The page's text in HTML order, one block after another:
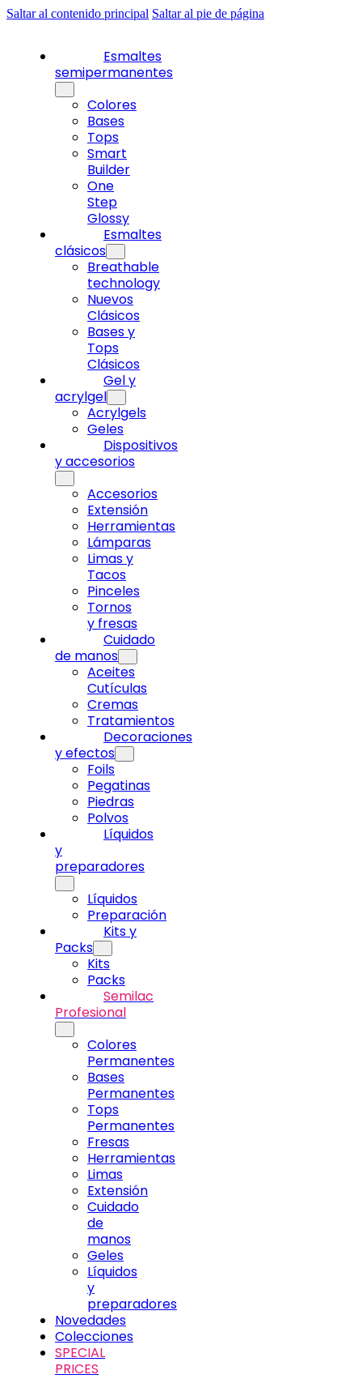
Saltar al contenido principal Saltar al pie de página
Esmaltes
semipermanentes
Colores
Bases
Tops
Smart
Builder
One
Step
Glossy
Esmaltes
clásicos
Breathable
technology
Nuevos
Clásicos
Bases y
Tops
Clásicos
Gel y
acrylgel
Acrylgels
Geles
Dispositivos
y accesorios
Accesorios
Extensión
Herramientas
Lámparas
Limas y
Tacos
Pinceles
Tornos
y fresas
Cuidado
de manos
Aceites
Cutículas
Cremas
Tratamientos
Decoraciones
y efectos
Foils
Pegatinas
Piedras
Polvos
Líquidos
y
preparadores
Líquidos
Preparación
Kits y
Packs
Kits
Packs
Semilac
Profesional
Colores
Permanentes
Bases
Permanentes
Tops
Permanentes
Fresas
Herramientas
Limas
Extensión
Cuidado
de
manos
Geles
Líquidos
y
preparadores
Novedades
Colecciones
SPECIAL
PRICES